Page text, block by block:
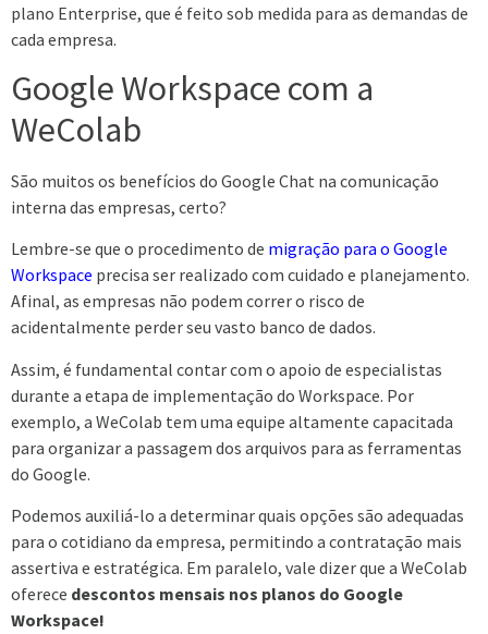
plano Enterprise, que é feito sob medida para as demandas de
cada empresa.
Google Workspace com a
WeColab
São muitos os benefícios do Google Chat na comunicação
interna das empresas, certo?
Lembre-se que o procedimento de migração para o Google
Workspace precisa ser realizado com cuidado e planejamento.
Afinal, as empresas não podem correr o risco de
acidentalmente perder seu vasto banco de dados.
Assim, é fundamental contar com o apoio de especialistas
durante a etapa de implementação do Workspace. Por
exemplo, a WeColab tem uma equipe altamente capacitada
para organizar a passagem dos arquivos para as ferramentas
do Google.
Podemos auxiliá-lo a determinar quais opções são adequadas
para o cotidiano da empresa, permitindo a contratação mais
assertiva e estratégica. Em paralelo, vale dizer que a WeColab
oferece descontos mensais nos planos do Google
Workspace!